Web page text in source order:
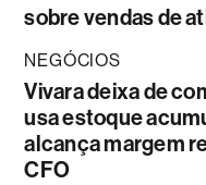
sobre vendas de
NEGÓCIOS
Vivara deixa de
usa estoque
alcança margem
CFO